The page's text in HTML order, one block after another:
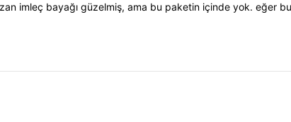
imleç bayağı güzelmiş, ama bu paketin içinde yok. eğer